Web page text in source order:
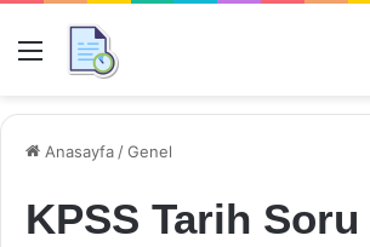
Menü
Anasayfa /Genel
KPSS Tarih Soru